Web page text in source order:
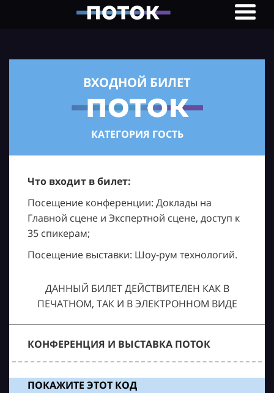
ВХОДНОЙ БИЛЕТ
КАТЕГОРИЯ ГОСТЬ
Что входит в билет:
Посещение конференции: Доклады на
Главной сцене и Экспертной сцене, доступ к
35 спикерам;
Посещение выставки: Шоу-рум технологий.
ДАННЫЙ БИЛЕТ ДЕЙСТВИТЕЛЕН КАК В
ПЕЧАТНОМ, ТАК И В ЭЛЕКТРОННОМ ВИДЕ
КОНФЕРЕНЦИЯ И ВЫСТАВКА ПОТОК
ПОКАЖИТЕ ЭТОТ КОД